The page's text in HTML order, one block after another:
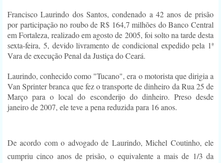
Francisco Laurindo dos Santos, condenado a 42 anos de prisão
por participação no roubo de R$ 164,7 milhões do Banco Central
em Fortaleza, realizado em agosto de 2005, foi solto na tarde desta
sexta-feira, 5, devido livramento de condicional expedido pela 1ª
Vara de execução Penal da Justiça do Ceará.
Laurindo, conhecido como "Tucano", era o motorista que dirigia a
Van Sprinter branca que fez o transporte de dinheiro da Rua 25 de
Março para o local do esconderijo do dinheiro. Preso desde
janeiro de 2007, ele teve a pena reduzida para 16 anos.
De acordo com o advogado de Laurindo, Michel Coutinho, ele
cumpriu cinco anos de prisão, o equivalente a mais de 1/3 da